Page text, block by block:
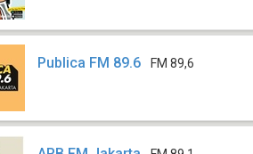
Publica FM 89.6 FM 89,6